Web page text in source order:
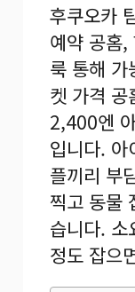
후쿠오카
예약 공홈,
룩 통해 가
켓 가격 공
2,400엔
입니다. 아
플끼리 부
찍고 동물
습니다. 소
정도 잡으